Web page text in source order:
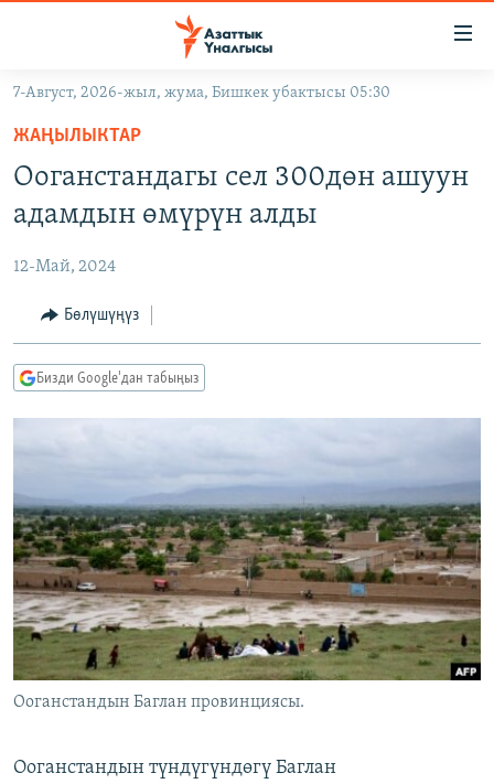
Навигацияга
өтүңүз
Издөөгө
салыңыз
ЭКОНОМИКА
МАДАНИЯТ
БОРБОР АЗИЯ
АТАЙЫН ИЛИКТӨӨ
ТВ ПРОГРАММАЛАР
ЭКСПЕРТТЕР ТАЛДАЙТ
ЭЖЕ-СИҢДИЛЕР
АЗАТТЫК+
ЫҢГАЙСЫЗ СУРООЛОР
ӨЗГӨЧӨ ПИКИР
Русский
ОНЛАЙН ШЕРИНЕ
ЭЕ/АРнун бардык сайттары
7-Август, 2026-жыл, жума, Бишкек убактысы 05:30
ЖАҢЫЛЫКТАР
Ооганстандагы сел 300дөн ашуун
адамдын өмүрүн алды
12-Май, 2024
Бөлүшүңүз
Бизди Google'дан табыңыз
Ооганстандын Баглан провинциясы.
Ооганстандын түндүгүндөгү Баглан